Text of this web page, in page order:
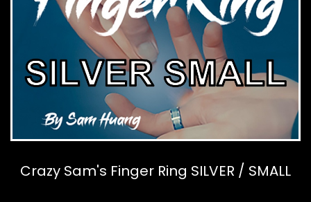
Crazy Sam's Finger Ring SILVER / SMALL